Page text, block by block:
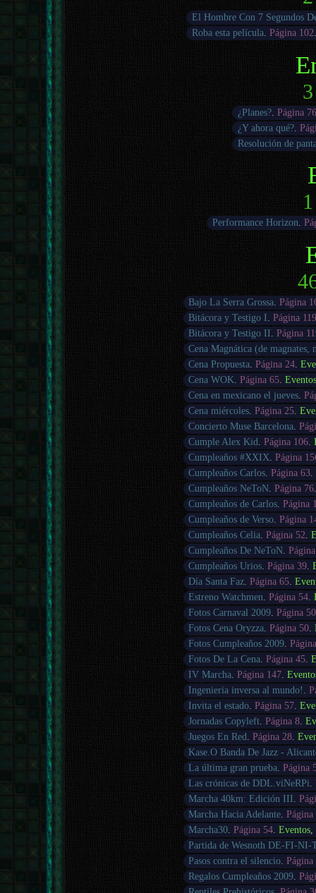
El Hombre Con 7 Segundos
Roba esta película. Página 102
¿Planes?. Página 76
¿Y ahora qué?.
Resolución de
Performance Horizon.
Bajo La Serra Grossa .Página
Bitácora y Testigo I .Página
Bitácora y Testigo II .Página
Cena Magnática (de magnates,
Cena Propuesta .Página 24 .
Cena WOK .Página 65 .
Cena en mexicano el jueves .
Cena miércoles .Página 25 .
Concierto Muse Barcelona .
Cumple Alex Kid
.Página 106 .
Cumpleaños #XXIX .Página
Cumpleaños Carlos .Página 63
Cumpleaños NeToN .Página 76
Cumpleaños de Carlos .Página
Cumpleaños de Verso .Página
Cumpleaños Celia .Página 52 .
Cumpleaños De NeToN .
Cumpleaños Urios .Página 39 .
Día Santa Faz .Página 65 .
Estreno Watchmen .Página 54 .
Fotos Carnaval 2009 .Página 50
Fotos Cena Oryzza .Página 50 .
Fotos Cumpleaños 2009 .
Fotos De La Cena .Página 45 .
IV Marcha .Página 147 .
Ingenieria inversa al mundo!
.
Invita el estado .Página 57 .
Jornadas Copyleft .Página 8 .
Juegos En Red
.Página 28 .
Kase.O Banda De Jazz -
La última gran prueba .Página
Las crónicas de DDL.viNeRPi .
Marcha 40km: Edición III .
Marcha Hacia Adelante .Página
Marcha30 .Página 54 .Eventos
Partida de Wesnoth DE-FI-
Pasos contra el silencio .Página
Regalos Cumpleaños 2009 .